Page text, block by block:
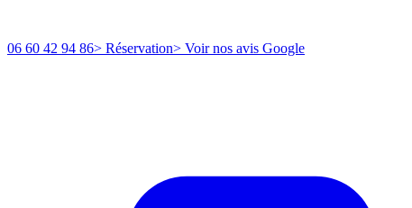
06 60 42 94 86> Réservation> Voir nos avis Google